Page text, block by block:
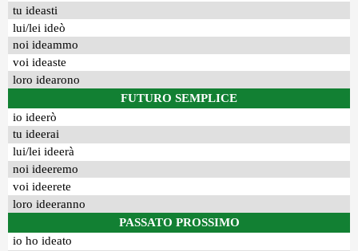
tu ideasti
lui/lei ideò
noi ideammo
voi ideaste
loro idearono
FUTURO SEMPLICE
io ideerò
tu ideerai
lui/lei ideerà
noi ideeremo
voi ideerete
loro ideeranno
PASSATO PROSSIMO
io ho ideato